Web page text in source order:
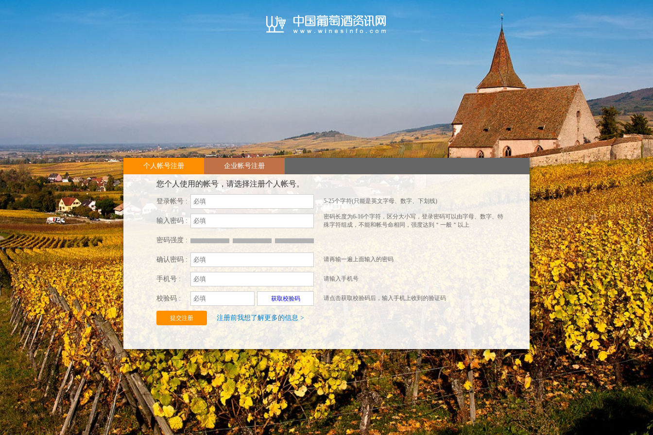
个人帐号注册 企业帐号注册
您个人使用的帐号，请选择注册个人帐号。
登录帐号 : 5-25个字符(只能是英文字母、数字、下划线)
输入密码 :
密码长度为6-16个字符，区分大小写，登录密码可以由字母、数字、特
殊字符组成，不能和帐号命相同，强度达到＂一般＂以上
密码强度 :
确认密码 : 请再输一遍上面输入的密码
手机号 : 请输入手机号
校验码 : 获取校验码 请点击获取校验码后，输入手机上收到的验证码
提交注册 注册前我想了解更多的信息 >